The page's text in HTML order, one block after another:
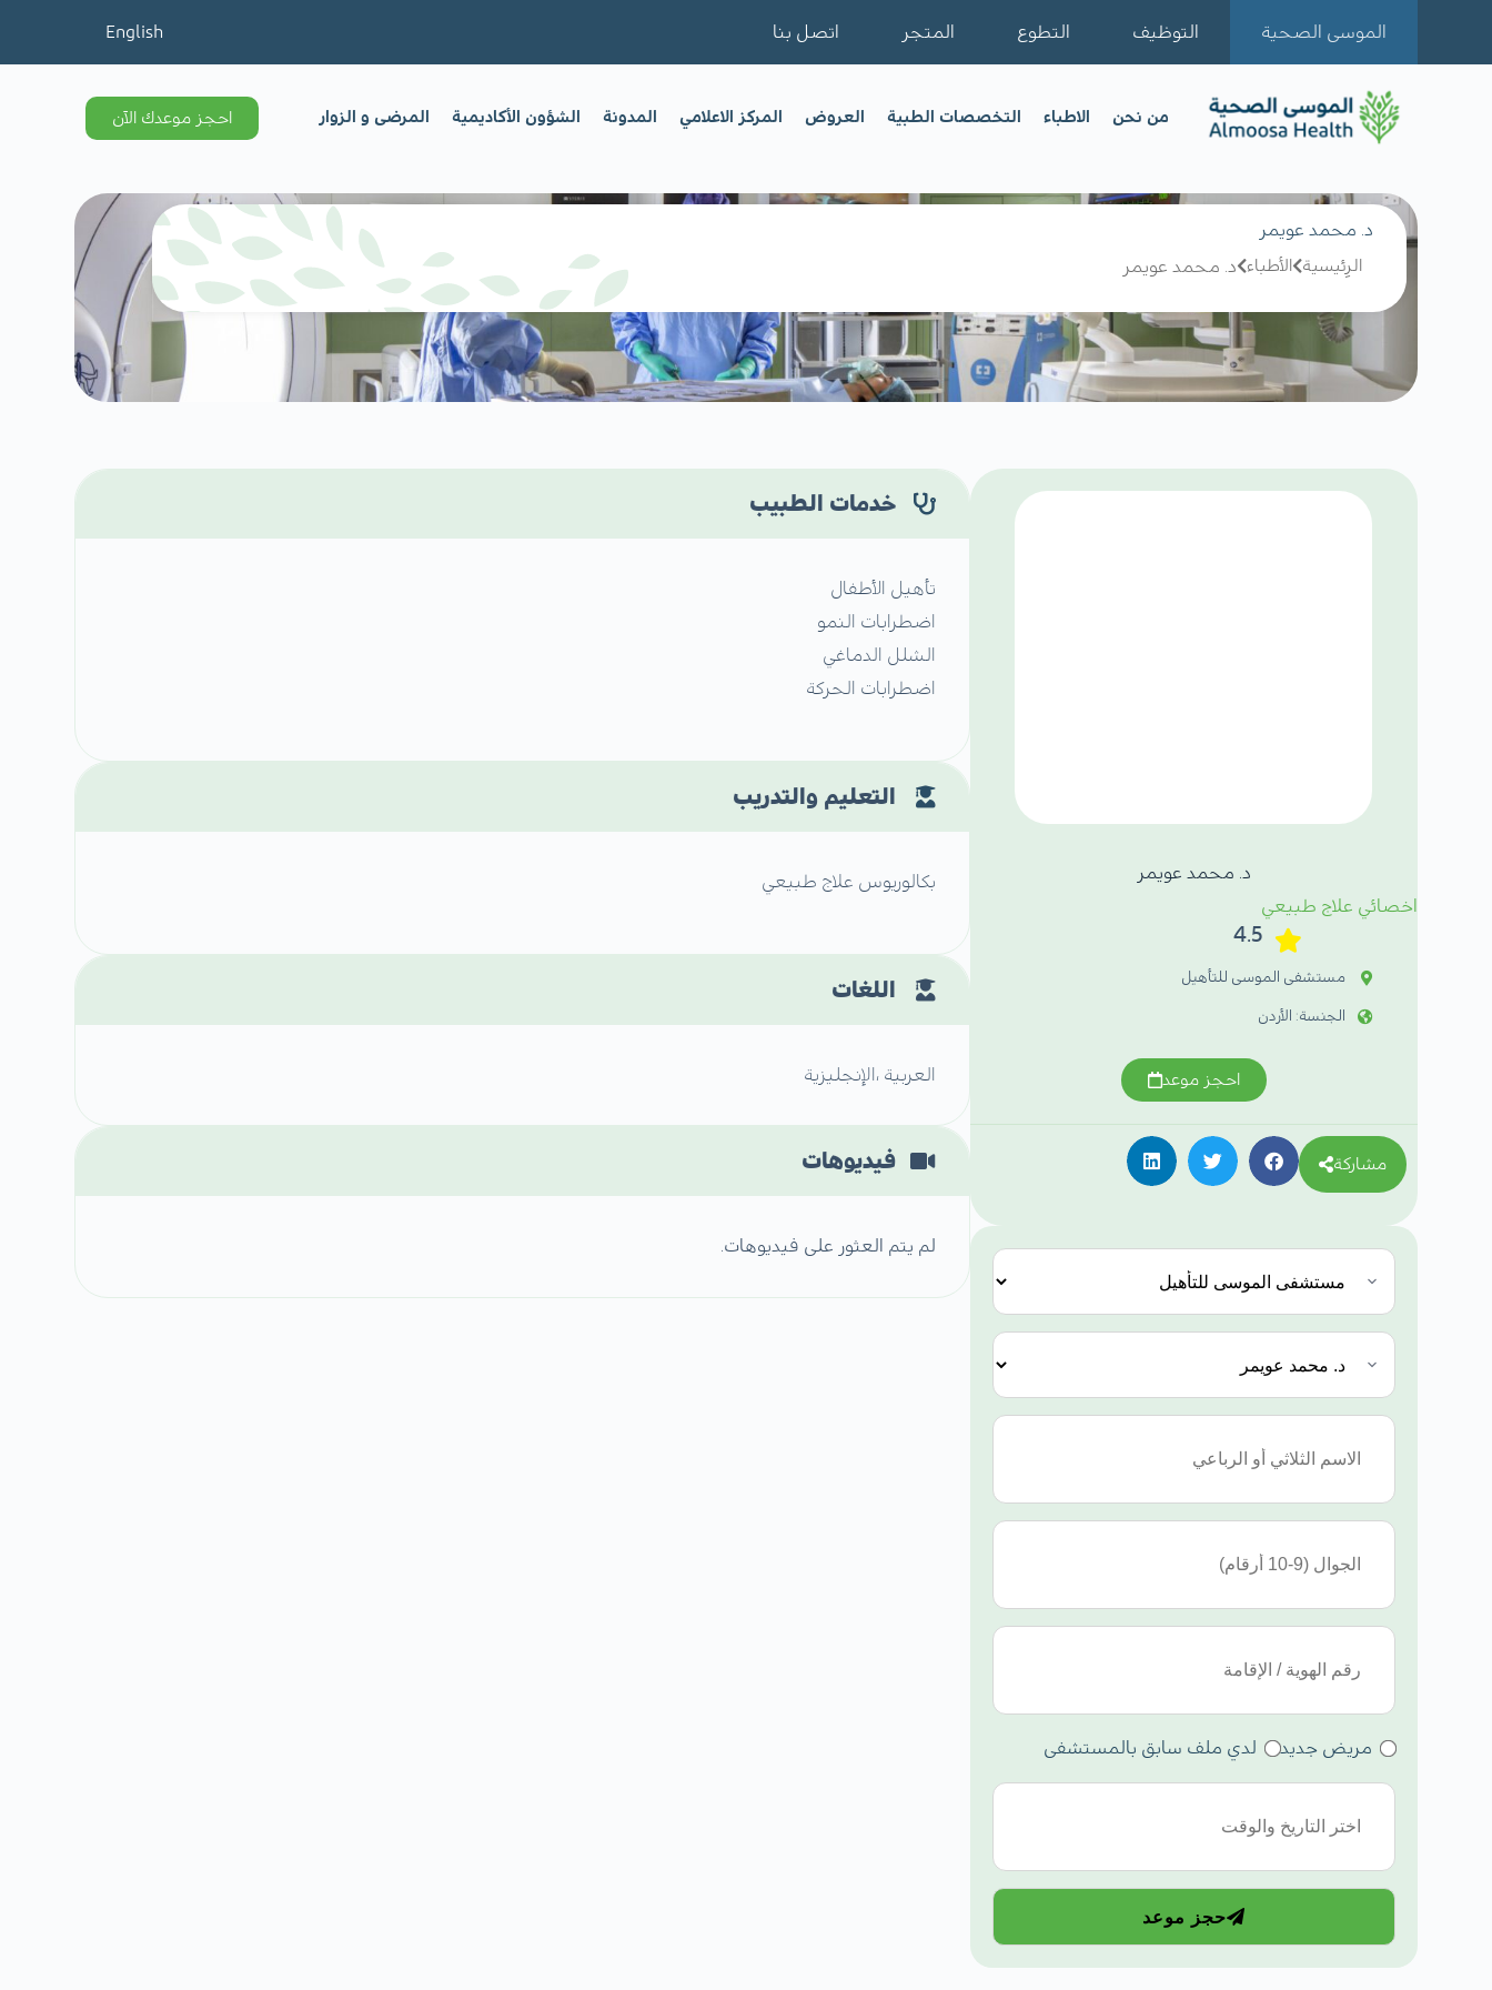
الموسى الصحية التوظيف التطوع المتجر اتصل بنا English
من نحن الاطباء التخصصات الطبية العروض المركز الاعلامي المدونة الشؤون الأكاديمية المرضى و الزوار احجز موعدك الآن
د. محمد عويمر
الرِئيسية الأطباء د. محمد عويمر
د. محمد عويمر
اخصائي علاج طبيعي
4.5
مستشفى الموسى للتأهيل
الجنسة: الأردن
احجز موعد
مشاركة
مريض جديد لدي ملف سابق بالمستشفى
حجز موعد
خدمات الطبيب
تأهيل الأطفال
اضطرابات النمو
الشلل الدماغي
اضطرابات الحركة
التعليم والتدريب
بكالوريوس علاج طبيعي
اللغات
العربية ،الإنجليزية
فيديوهات
لم يتم العثور على فيديوهات.